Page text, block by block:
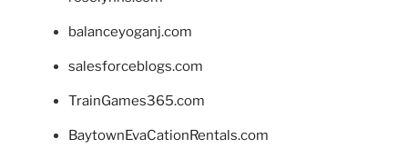
balanceyoganj.com
salesforceblogs.com
TrainGames365.com
BaytownEvaCationRentals.com